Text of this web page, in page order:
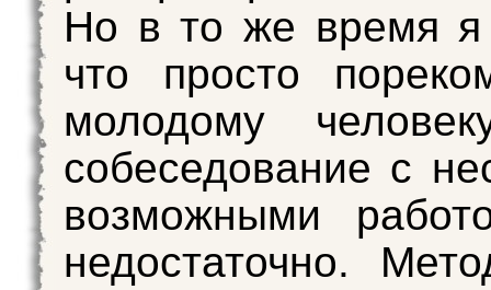
Но в то же время я
что просто
молодому
собеседование с
возможными
недостаточно.